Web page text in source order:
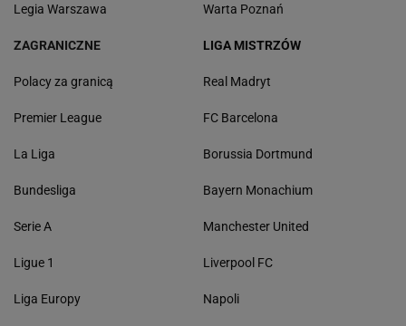
Legia Warszawa Warta Poznań
ZAGRANICZNE
Polacy za granicą
Premier League
La Liga
Bundesliga
Serie A
Ligue 1
Liga Europy
LIGA MISTRZÓW
Real Madryt
FC Barcelona
Borussia Dortmund
Bayern Monachium
Manchester United
Liverpool FC
Napoli